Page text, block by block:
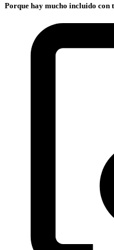
Porque hay mucho incluido con